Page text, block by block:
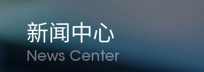
新闻中心
News Center